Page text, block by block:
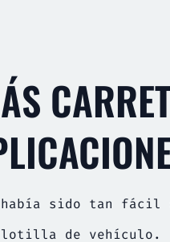
sido tan fácil
de vehículo.